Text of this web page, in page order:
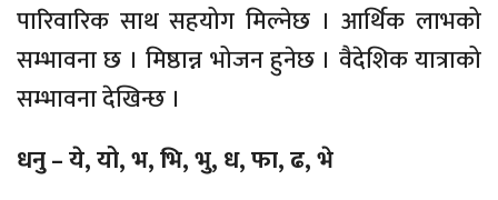
पारिवारिक साथ सहयोग मिल्नेछ । आर्थिक लाभको
सम्भावना छ । मिष्ठान्न भोजन हुनेछ । वैदेशिक यात्राको
सम्भावना देखिन्छ ।
धनु – ये, यो, भ, भि, भु, ध, फा, ढ, भे